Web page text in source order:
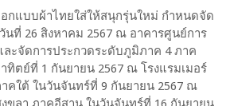
กแบบผ้าไทยใส่ให้สนุกรุ่นใหม่ กำหนดจัด
นที่ 26 สิงหาคม 2567 ณ อาคารศูนย์การ
ะจัดการประกวดระดับภูมิภาค 4 ภาค
ทิตย์ที่ 1 กันยายน 2567 ณ โรงแรมเมอร์
าคใต้ ในวันจันทร์ที่ 9 กันยายน 2567 ณ